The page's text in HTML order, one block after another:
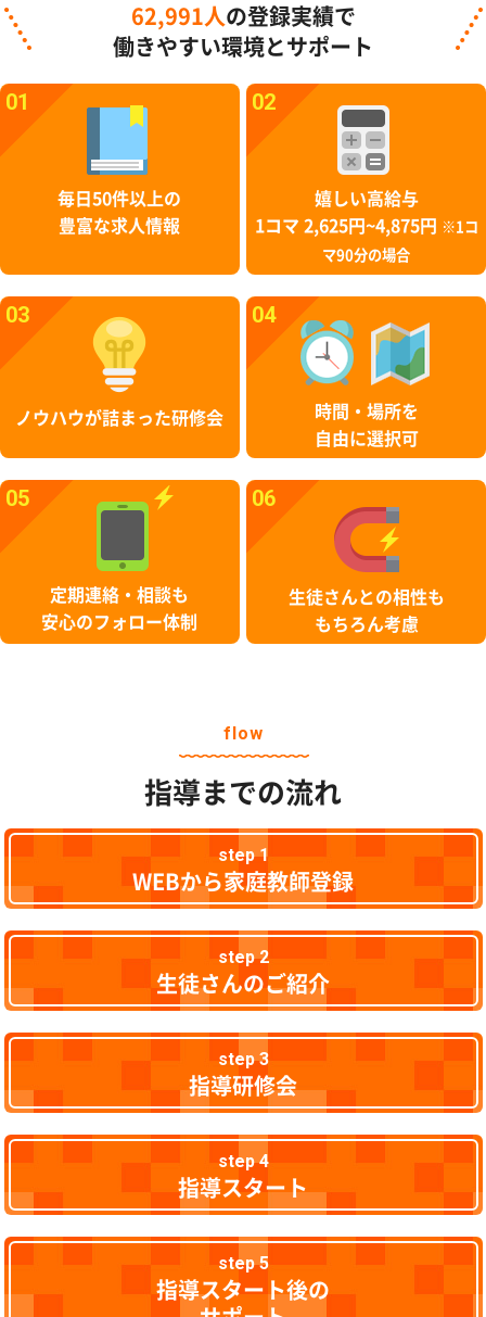
62,991人 の登録実績で
働きやすい環境とサポート
01
毎日50件以上の
豊富な求人情報
02
嬉しい高給与
1コマ 2,625円~4,875円
※1コ
マ90分の場合
03
ノウハウが詰まった研修会
04
時間・場所を
自由に選択可
05
定期連絡・相談も
安心のフォロー体制
06
生徒さんとの相性も
もちろん考慮
flow
指導までの流れ
step 1
WEBから家庭教師登録
step 2
生徒さんのご紹介
step 3
指導研修会
step 4
指導スタート
step 5
指導スタート後の